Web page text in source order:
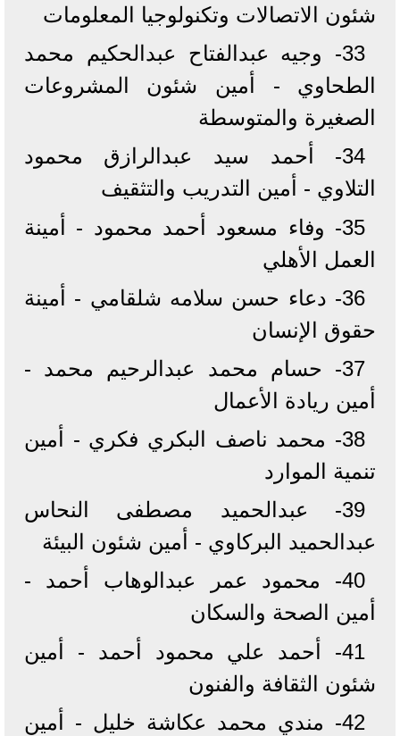
شئون الاتصالات وتكنولوجيا المعلومات
33- وجيه عبدالفتاح عبدالحكيم محمد
الطحاوي - أمين شئون المشروعات
الصغيرة والمتوسطة
34- أحمد سيد عبدالرازق محمود
التلاوي - أمين التدريب والتثقيف
35- وفاء مسعود أحمد محمود - أمينة
العمل الأهلي
36- دعاء حسن سلامه شلقامي - أمينة
حقوق الإنسان
37- حسام محمد عبدالرحيم محمد -
أمين ريادة الأعمال
38- محمد ناصف البكري فكري - أمين
تنمية الموارد
39- عبدالحميد مصطفى النحاس
عبدالحميد البركاوي - أمين شئون البيئة
40- محمود عمر عبدالوهاب أحمد -
أمين الصحة والسكان
41- أحمد علي محمود أحمد - أمين
شئون الثقافة والفنون
42- مندي محمد عكاشة خليل - أمين